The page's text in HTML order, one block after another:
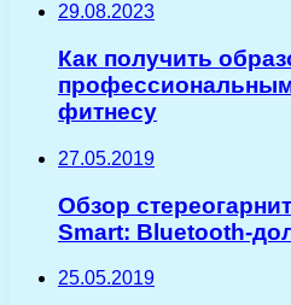
29.08.2023
Как получить
фитнесу
27.05.2019
Обзор
Smart: Bluetooth-
25.05.2019